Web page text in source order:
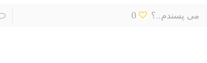
می پسندم..؟ 0